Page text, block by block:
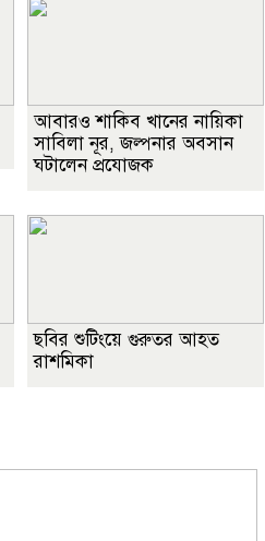
আবারও শাকিব খানের নায়িকা
সাবিলা নূর, জল্পনার অবসান
ঘটালেন প্রযোজক
ছবির শুটিংয়ে গুরুতর আহত
রাশমিকা